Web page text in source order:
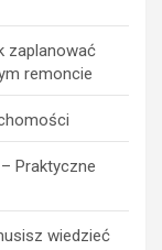
zaplanować
remoncie
Praktyczne
wiedzieć